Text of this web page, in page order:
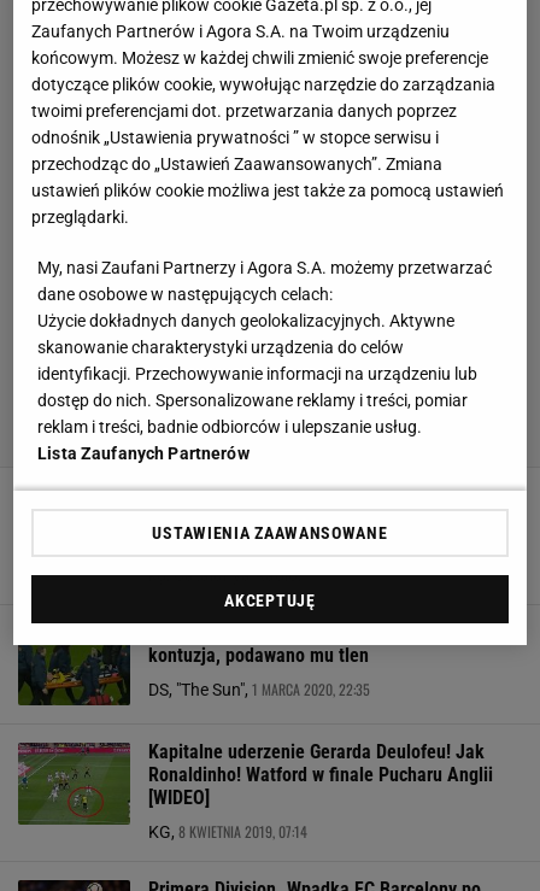
Wychowanek Barcelony uderza w Ronalda
Koemana! Kolejny piłkarz krytykuje trenera
Barcelony
kg, Catalunya Radio,20 SIERPNIA 2020, 17:05
kontuzja, podawano mu tlen
DS, "The Sun", 1 MARCA 2020, 22:35
Kapitalne uderzenie Gerarda Deulofeu! Jak
Ronaldinho! Watford w finale Pucharu Anglii
[WIDEO]
KG, 8 KWIETNIA 2019, 07:14
przechowywanie plików cookie Gazeta.pl sp. z o.o., jej
Zaufanych Partnerów i Agora S.A. na Twoim urządzeniu
końcowym. Możesz w każdej chwili zmienić swoje preferencje
dotyczące plików cookie, wywołując narzędzie do zarządzania
twoimi preferencjami dot. przetwarzania danych poprzez
odnośnik „Ustawienia prywatności ” w stopce serwisu i
przechodząc do „Ustawień Zaawansowanych”. Zmiana
ustawień plików cookie możliwa jest także za pomocą ustawień
przeglądarki.
My, nasi Zaufani Partnerzy i Agora S.A. możemy przetwarzać
dane osobowe w następujących celach:
Użycie dokładnych danych geolokalizacyjnych. Aktywne
skanowanie charakterystyki urządzenia do celów
identyfikacji. Przechowywanie informacji na urządzeniu lub
dostęp do nich. Spersonalizowane reklamy i treści, pomiar
reklam i treści, badnie odbiorców i ulepszanie usług.
Lista Zaufanych Partnerów
USTAWIENIA ZAAWANSOWANE
AKCEPTUJĘ